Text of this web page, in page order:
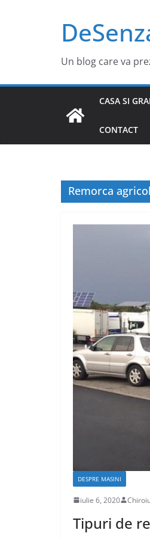
Un blog care va
CASA SI
CONTACT
Remorca
DESPRE MASINI
iulie 6, 2020
Tipuri de